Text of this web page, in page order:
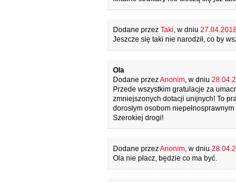
Dodane przez Taki, w dniu
Jeszcze się taki nie narodził, co by
Ola
Dodane przezAnonim, w dniu
Przede wszystkim gratulacje za
zmniejszonych dotacji unijnych! To
dorosłym osobom
Szerokiej drogi!
Dodane przezAnonim, w dniu
Ola nie płacz, będzie co ma być.